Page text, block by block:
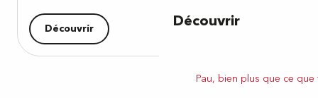
Découvrir
Pau, bien plus que ce
Découvrir